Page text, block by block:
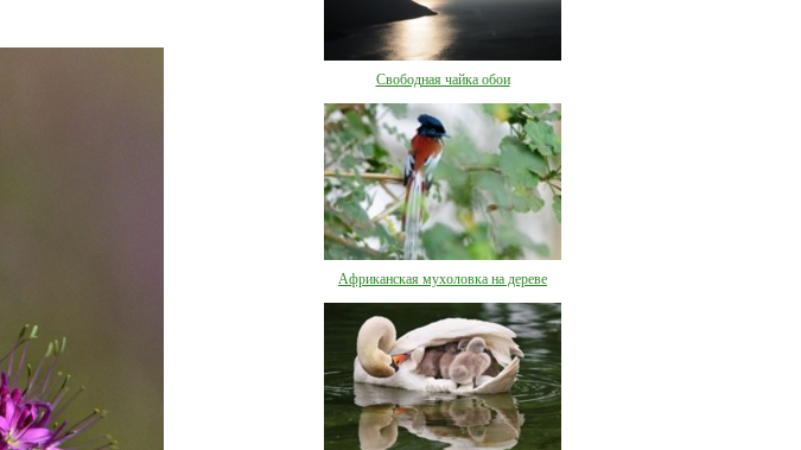
Свободная чайка обои
Африканская мухоловка на дереве